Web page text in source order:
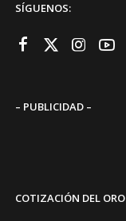
SÍGUENOS:
– PUBLICIDAD –
COTIZACIÓN DEL ORO